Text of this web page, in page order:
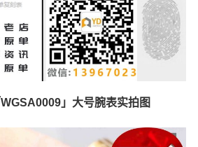
」大号腕表实拍图